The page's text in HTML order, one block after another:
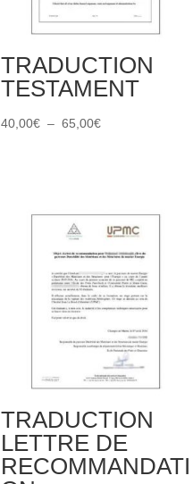
TRADUCTION
TESTAMENT
40,00€ – 65,00€Plage
à
65,00€
TRADUCTION
LETTRE DE
RECOMMANDATI